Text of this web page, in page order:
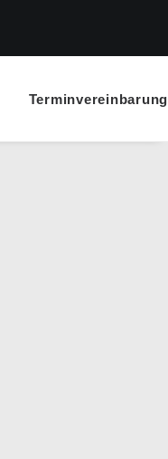
Terminvereinbarung